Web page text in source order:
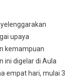
upaya
kemampuan
ini digelar di Aula
empat hari, mulai 3